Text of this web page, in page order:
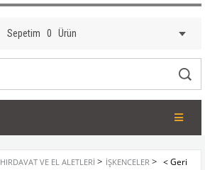
Sepetim 0 Ürün
HIRDAVAT VE EL ALETLERI > İŞKENCELER >